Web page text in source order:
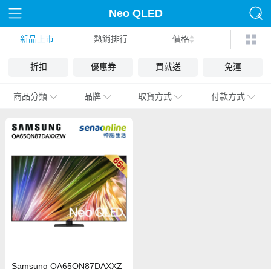
Neo QLED
新品上市 熱銷排行 價格
折扣 優惠券 買就送 免運
商品分類 品牌 取貨方式 付款方式
Samsung QA65QN87DAXXZ